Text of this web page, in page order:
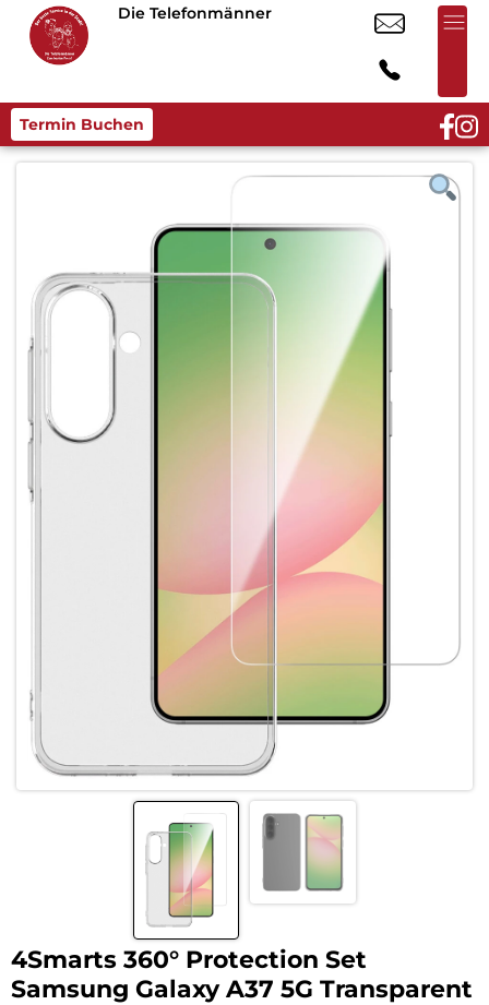
Die Telefonmänner
Termin Buchen
4Smarts 360° Protection Set
Samsung Galaxy A37 5G Transparent